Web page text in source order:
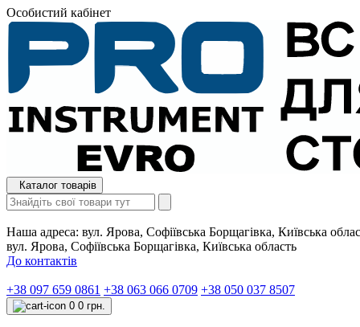
Особистий кабінет
Каталог товарів
Наша адреса: вул. Ярова, Софіївська Борщагівка, Київська
вул. Ярова, Софіївська Борщагівка, Київська область
До контактів
+38 097 659 0861 +38 063 066 0709 +38 050 037 8507
0 0 грн.